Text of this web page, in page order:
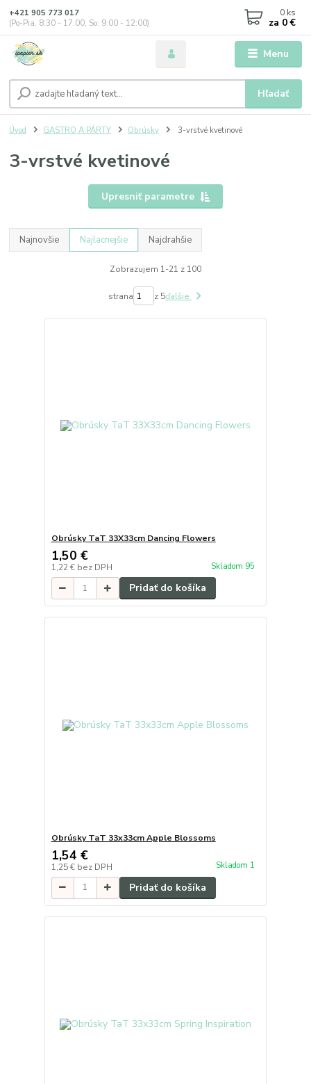
Menu
Hľadať
+421 905 773 017
(Po-Pia, 8:30 - 17:00, So: 9:00 - 12:00)
0 ks
za 0 €
Úvod GASTRO A PÁRTY Obrúsky 3-vrstvé kvetinové
3-vrstvé kvetinové
Upresniť parametre
Najnovšie Najlacnejšie Najdrahšie
Zobrazujem 1-21 z 100
strana z 5ďalšie
Obrúsky TaT 33X33cm Dancing Flowers
1,50 €
1,22 € bez DPH Skladom 95
Pridať do košíka
Obrúsky TaT 33x33cm Apple Blossoms
1,54 €
1,25 € bez DPH Skladom 1
Pridať do košíka